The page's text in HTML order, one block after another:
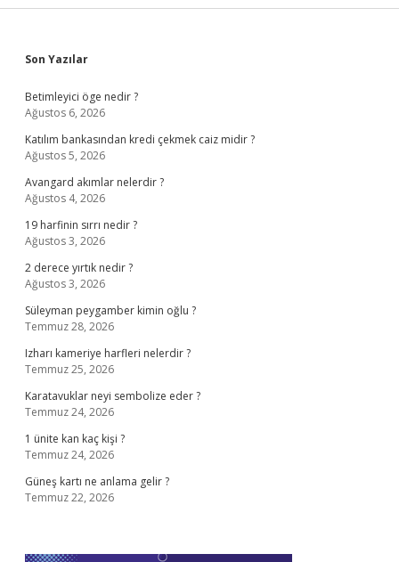
Sidebar
Son Yazılar
Betimleyici öge nedir ?
Ağustos 6, 2026
Katılım bankasından kredi çekmek caiz midir ?
Ağustos 5, 2026
Avangard akımlar nelerdir ?
Ağustos 4, 2026
19 harfinin sırrı nedir ?
Ağustos 3, 2026
2 derece yırtık nedir ?
Ağustos 3, 2026
Süleyman peygamber kimin oğlu ?
Temmuz 28, 2026
Izharı kameriye harfleri nelerdir ?
Temmuz 25, 2026
Karatavuklar neyi sembolize eder ?
Temmuz 24, 2026
1 ünite kan kaç kişi ?
Temmuz 24, 2026
Güneş kartı ne anlama gelir ?
Temmuz 22, 2026